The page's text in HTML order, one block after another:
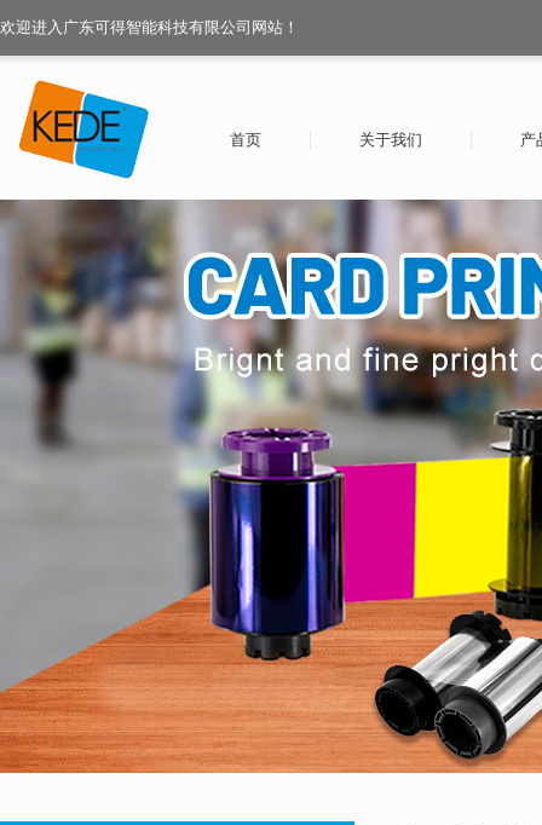
欢迎进入广东可得智能科技有限公司网站！
首页 关于我们 产